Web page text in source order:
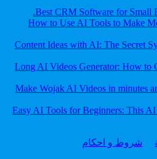
Best CRM Software for Small
How to Use AI Tools to Make
Content Ideas with AI: The Secret
Long AI Videos Generator: How to
Make Wojak AI Videos in minutes
Easy AI Tools for Beginners: This
شروط و احكام